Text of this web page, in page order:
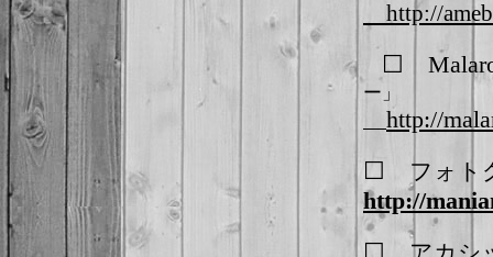
http://ame
☐
ー」
http://
☐ フォ
http://